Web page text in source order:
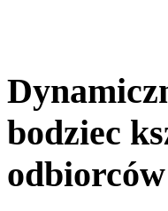
bodziec
odbiorców